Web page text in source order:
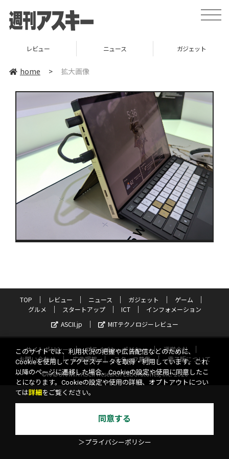
toggle
レビュー ニュース ガジェット
home > 拡大画像
TOP レビュー ニュース ガジェット
ゲーム
グルメ
スタートアップ ICT
インフォメーション
ASCII.jp
MITテクノロジーレビュー
サイトポリシー プライバシーポリシー
運営会社
お問い合わせ
広告掲載 スタッフ募集
電子版について
©KADOKAWA ASCII Research Laboratories, Inc. 2026
このサイトでは、利用状況の把握や広告配信などのために、
Cookieを使用してアクセスデータを取得・利用しています。これ
以降のページに遷移した場合、Cookieの設定や使用に同意したこ
とになります。Cookieの設定や使用の詳細、オプトアウトについ
ては詳細 をご覧ください。
同意する
＞プライバシーポリシー